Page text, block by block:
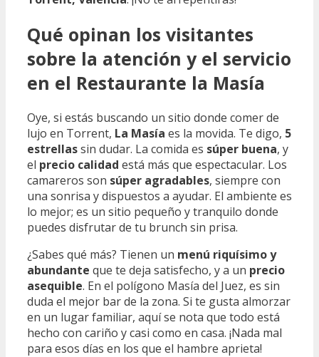
Qué opinan los visitantes
sobre la atención y el servicio
en el Restaurante la Masía
Oye, si estás buscando un sitio donde comer de
lujo en Torrent, La Masía es la movida. Te digo, 5
estrellassin dudar. La comida es súper buena, y
el precio calidad está más que espectacular. Los
camareros son súper agradables, siempre con
una sonrisa y dispuestos a ayudar. El ambiente es
lo mejor; es un sitio pequeño y tranquilo donde
puedes disfrutar de tu brunch sin prisa.
¿Sabes qué más? Tienen un menú riquísimo y
abundante que te deja satisfecho, y a un precio
asequible. En el polígono Masía del Juez, es sin
duda el mejor bar de la zona. Si te gusta almorzar
en un lugar familiar, aquí se nota que todo está
hecho con cariño y casi como en casa. ¡Nada mal
para esos días en los que el hambre aprieta!